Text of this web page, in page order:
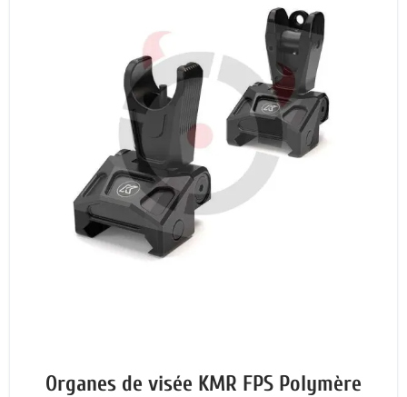
Organes de visée KMR FPS Polymère